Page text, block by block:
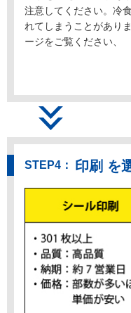
注意してください。冷
れてしまうことがあり
ージをご覧ください、
印刷 を